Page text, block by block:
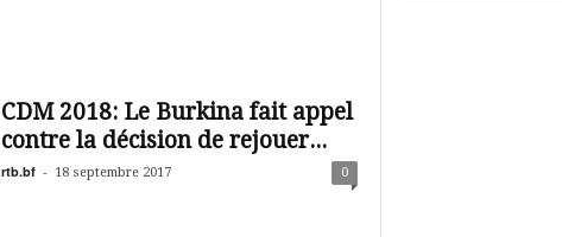
CDM 2018: Le Burkina fait appel
contre la décision de rejouer...
rtb.bf - 18 septembre 2017 0